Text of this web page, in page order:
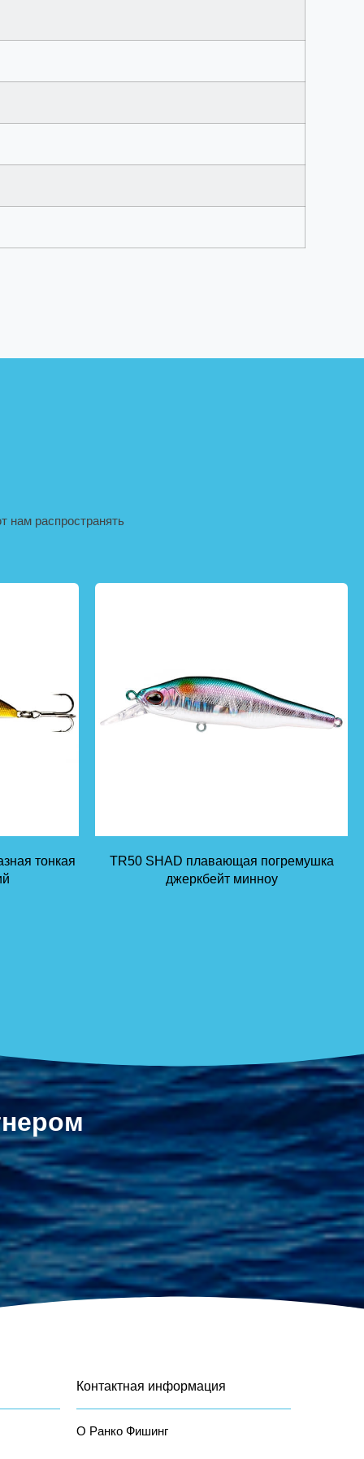
нам распространять
тонкая
TR50 SHAD плавающая погремушка
джеркбейт минноу
Контактная информация
О Ранко Фишинг